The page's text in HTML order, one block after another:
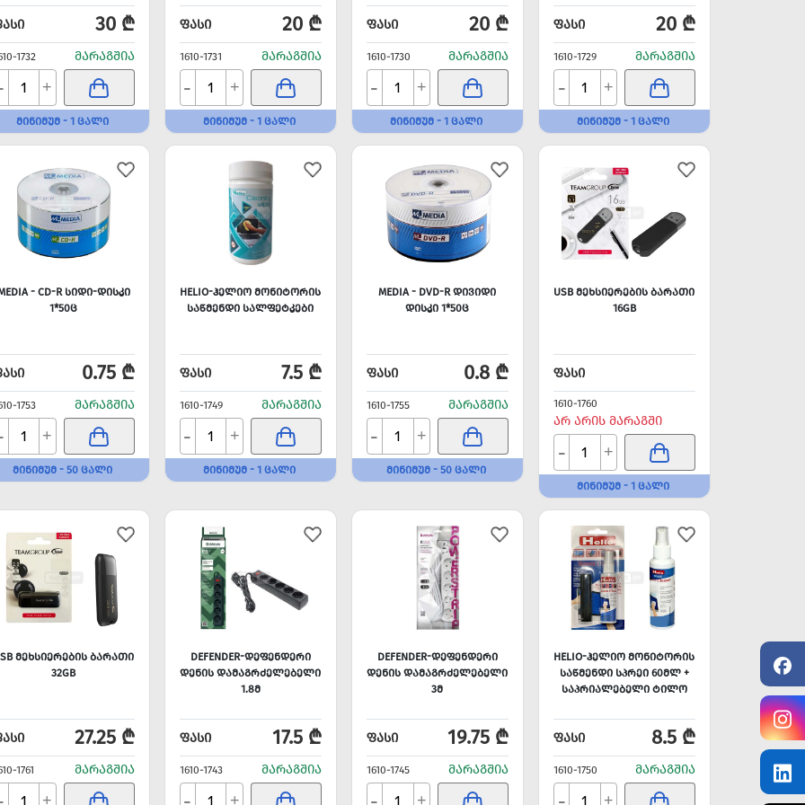
30 ₾
1732 ᲛᲐᲠᲐᲒᲨᲘᲐ
+
ᲛᲘᲜᲘᲛᲣᲛ - 1 ᲪᲐᲚᲘ
ᲤᲐᲡᲘ 20 ₾
1610-1731 ᲛᲐᲠᲐᲒᲨᲘᲐ
- +
ᲛᲘᲜᲘᲛᲣᲛ - 1 ᲪᲐᲚᲘ
ᲤᲐᲡᲘ 20 ₾
1610-1730 ᲛᲐᲠᲐᲒᲨᲘᲐ
- +
ᲛᲘᲜᲘᲛᲣᲛ - 1 ᲪᲐᲚᲘ
ᲤᲐᲡᲘ 20 ₾
1610-1729 ᲛᲐᲠᲐᲒᲨᲘᲐ
- +
ᲛᲘᲜᲘᲛᲣᲛ - 1 ᲪᲐᲚᲘ
- CD-R ᲡᲘᲓᲘ-ᲓᲘᲡᲙᲘ
1*50Ც
0.75 ₾
1753 ᲛᲐᲠᲐᲒᲨᲘᲐ
+
ᲛᲘᲜᲘᲛᲣᲛ - 50 ᲪᲐᲚᲘ
HELIO-ᲰᲔᲚᲘᲝ ᲛᲝᲜᲘᲢᲝᲠᲘᲡ
ᲡᲐᲬᲛᲔᲜᲓᲘ ᲡᲐᲚᲤᲔᲢᲙᲔᲑᲘ
ᲤᲐᲡᲘ 7.5 ₾
1610-1749 ᲛᲐᲠᲐᲒᲨᲘᲐ
- +
ᲛᲘᲜᲘᲛᲣᲛ - 1 ᲪᲐᲚᲘ
MEDIA - DVD-R ᲓᲘᲕᲘᲓᲘ
ᲓᲘᲡᲙᲘ 1*50Ც
ᲤᲐᲡᲘ 0.8 ₾
1610-1755 ᲛᲐᲠᲐᲒᲨᲘᲐ
- +
ᲛᲘᲜᲘᲛᲣᲛ - 50 ᲪᲐᲚᲘ
USB ᲛᲔᲮᲡᲘᲔᲠᲔᲑᲘᲡ ᲑᲐᲠᲐᲗᲘ
16GB
ᲤᲐᲡᲘ
1610-1760
ᲐᲠ ᲐᲠᲘᲡ ᲛᲐᲠᲐᲒᲨᲘ
- +
ᲛᲘᲜᲘᲛᲣᲛ - 1 ᲪᲐᲚᲘ
ᲛᲔᲮᲡᲘᲔᲠᲔᲑᲘᲡ ᲑᲐᲠᲐᲗᲘ
32GB
27.25 ₾
1761 ᲛᲐᲠᲐᲒᲨᲘᲐ
+
DEFENDER-ᲓᲔᲤᲔᲜᲓᲔᲠᲘ
ᲓᲔᲜᲘᲡ ᲓᲐᲛᲐᲒᲠᲫᲔᲚᲔᲑᲔᲚᲘ
1.8Მ
ᲤᲐᲡᲘ 17.5 ₾
1610-1743 ᲛᲐᲠᲐᲒᲨᲘᲐ
+
DEFENDER-ᲓᲔᲤᲔᲜᲓᲔᲠᲘ
ᲓᲔᲜᲘᲡ ᲓᲐᲛᲐᲒᲠᲫᲔᲚᲔᲑᲔᲚᲘ
3Მ
ᲤᲐᲡᲘ 19.75 ₾
1610-1745 ᲛᲐᲠᲐᲒᲨᲘᲐ
+
HELIO-ᲰᲔᲚᲘᲝ ᲛᲝᲜᲘᲢᲝᲠᲘᲡ
ᲡᲐᲬᲛᲔᲜᲓᲘ ᲡᲞᲠᲔᲘ 60ᲛᲚ +
ᲡᲐᲞᲠᲘᲐᲚᲔᲑᲔᲚᲘ ᲢᲘᲚᲝ
ᲤᲐᲡᲘ 8.5 ₾
1610-1750 ᲛᲐᲠᲐᲒᲨᲘᲐ
+